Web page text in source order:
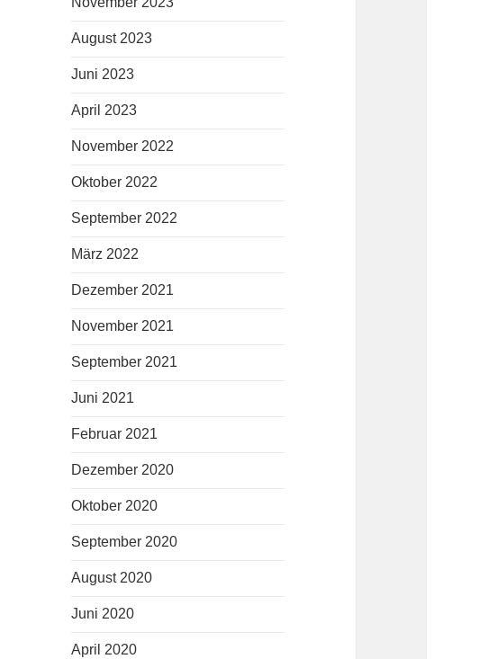
August 2023
Juni 2023
April 2023
November 2022
Oktober 2022
September 2022
März 2022
Dezember 2021
November 2021
September 2021
Juni 2021
Februar 2021
Dezember 2020
Oktober 2020
September 2020
August 2020
Juni 2020
April 2020